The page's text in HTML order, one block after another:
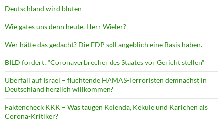
Deutschland wird bluten
Wie gates uns denn heute, Herr Wieler?
Wer hätte das gedacht? Die FDP soll angeblich eine Basis haben.
BILD fordert: “Coronaverbrecher des Staates vor Gericht stellen”
Überfall auf Israel – flüchtende HAMAS-Terroristen demnächst in
Deutschland herzlich willkommen?
Faktencheck KKK – Was taugen Kolenda, Kekule und Karlchen als
Corona-Kritiker?